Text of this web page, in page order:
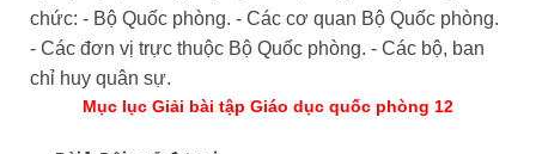
chức: - Bộ Quốc phòng. - Các cơ quan Bộ Quốc phòng.
- Các đơn vị trực thuộc Bộ Quốc phòng. - Các bộ, ban
chỉ huy quân sự.
Mục lục Giải bài tập Giáo dục quốc phòng 12